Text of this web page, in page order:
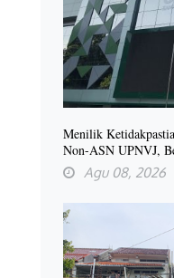
Menilik
Non-ASN UPNVJ,
Agu 08, 2026